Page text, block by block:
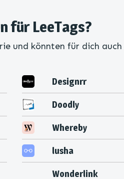
für LeeTags?
und könnten für dich auch
Designrr
Doodly
Whereby
lusha
Wonderlink